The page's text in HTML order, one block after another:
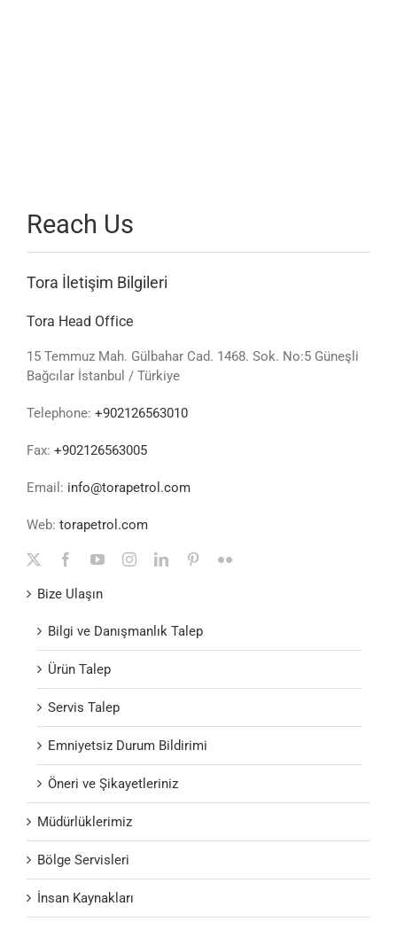
Reach Us
Tora İletişim Bilgileri
Tora Head Office
15 Temmuz Mah. Gülbahar Cad. 1468. Sok. No:5 Güneşli
Bağcılar İstanbul / Türkiye
Telephone: +902126563010
Fax: +902126563005
Email: info@torapetrol.com
Web: torapetrol.com
Bize Ulaşın
Bilgi ve Danışmanlık Talep
Ürün Talep
Servis Talep
Emniyetsiz Durum Bildirimi
Öneri ve Şikayetleriniz
Müdürlüklerimiz
Bölge Servisleri
İnsan Kaynakları